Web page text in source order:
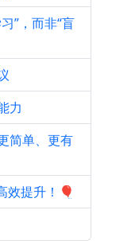
”，而非“盲
力
简单、更有
效提升！🎈